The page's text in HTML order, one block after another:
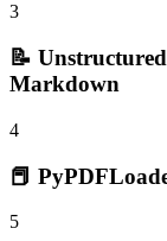
3
📝
Markdown
4
📕
5